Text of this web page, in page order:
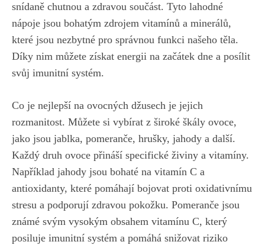
snídaně chutnou a zdravou⁤ součást. Tyto ⁤lahodné
nápoje jsou ​bohatým zdrojem vitamínů a minerálů,
které jsou nezbytné⁣ pro správnou funkci ‍našeho těla.
Díky nim můžete získat energii na začátek dne a posílit
svůj imunitní systém.
Co⁤ je nejlepší na⁢ ovocných džusech je jejich
rozmanitost. Můžete si vybírat z široké škály ovoce,
jako jsou jablka, pomeranče, hrušky, jahody a další.‌
Každý druh ovoce přináší specifické živiny a vitamíny.
Například jahody jsou bohaté na vitamín​ C a
antioxidanty, které pomáhají bojovat ​proti oxidativnímu
stresu a podporují ⁢zdravou pokožku. Pomeranče jsou
známé svým⁢ vysokým‌ obsahem vitamínu C, ​který⁣
posiluje ⁤imunitní systém‍ a pomáhá snižovat riziko